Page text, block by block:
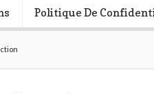
Politique De